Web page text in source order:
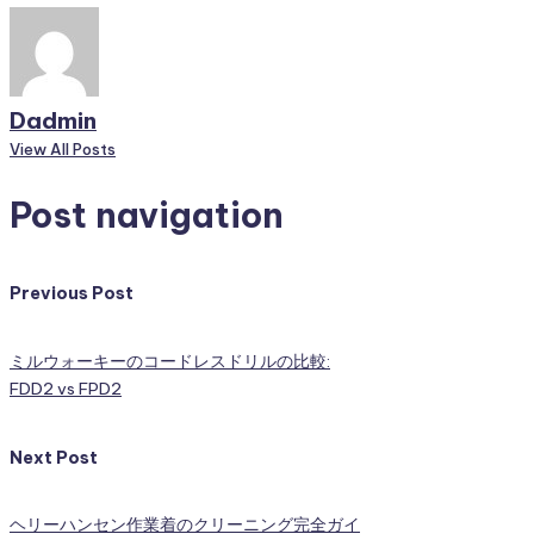
Dadmin
View All Posts
Post navigation
Previous Post
ミルウォーキーのコードレスドリルの比較:
FDD2 vs FPD2
Next Post
ヘリーハンセン作業着のクリーニング完全ガイ